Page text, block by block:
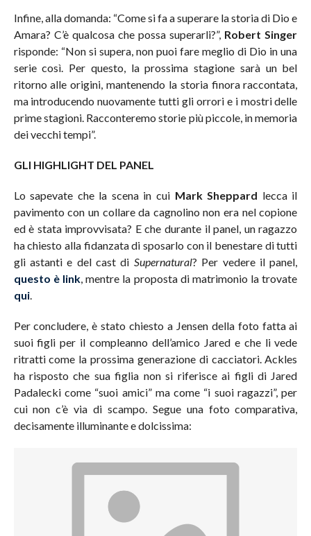
Infine, alla domanda: “Come si fa a superare la storia di Dio e
Amara? C’è qualcosa che possa superarli?”, Robert Singer
risponde: “Non si supera, non puoi fare meglio di Dio in una
serie così. Per questo, la prossima stagione sarà un bel
ritorno alle origini, mantenendo la storia finora raccontata,
ma introducendo nuovamente tutti gli orrori e i mostri delle
prime stagioni. Racconteremo storie più piccole, in memoria
dei vecchi tempi”.
GLI HIGHLIGHT DEL PANEL
Lo sapevate che la scena in cui Mark Sheppard lecca il
pavimento con un collare da cagnolino non era nel copione
ed è stata improvvisata? E che durante il panel, un ragazzo
ha chiesto alla fidanzata di sposarlo con il benestare di tutti
gli astanti e del cast di Supernatural? Per vedere il panel,
questo è link, mentre la proposta di matrimonio la trovate
qui.
Per concludere, è stato chiesto a Jensen della foto fatta ai
suoi figli per il compleanno dell’amico Jared e che li vede
ritratti come la prossima generazione di cacciatori. Ackles
ha risposto che sua figlia non si riferisce ai figli di Jared
Padalecki come “suoi amici” ma come “i suoi ragazzi”, per
cui non c’è via di scampo. Segue una foto comparativa,
decisamente illuminante e dolcissima: